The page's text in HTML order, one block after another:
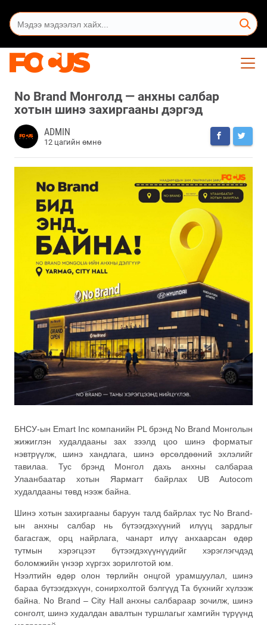
No Brand Монголд — анхны салбар
хотын шинэ захиргааны дэргэд
ADMIN
12 цагийн өмнө
БНСУ-ын Emart Inc компанийн PL брэнд No Brand Монголын
жижиглэн худалдааны зах зээлд цоо шинэ форматыг
нэвтрүүлж, шинэ хандлага, шинэ өрсөлдөөний эхлэлийг
тавилаа. Тус брэнд Монгол дахь анхны салбараа
Улаанбаатар хотын Яармагт байрлах UB Autocom
худалдааны төвд нээж байна.
Шинэ хотын захиргааны баруун талд байрлах тус No Brand-
ын анхны салбар нь бүтээгдэхүүний илүүц зардлыг
багасгаж, орц найрлага, чанарт илүү анхаарсан өдөр
тутмын хэрэгцээт бүтээгдэхүүнүүдийг хэрэглэгчдэд
боломжийн үнээр хүргэх зорилготой юм.
Нээлтийн өдөр олон төрлийн онцгой урамшуулал, шинэ
бараа бүтээгдэхүүн, сонирхолтой бэлгүүд Та бүхнийг хүлээж
байна. No Brand – City Hall анхны салбараар зочилж, шинэ
сонголт, шинэ худалдан авалтын туршлагыг хамгийн түрүүнд